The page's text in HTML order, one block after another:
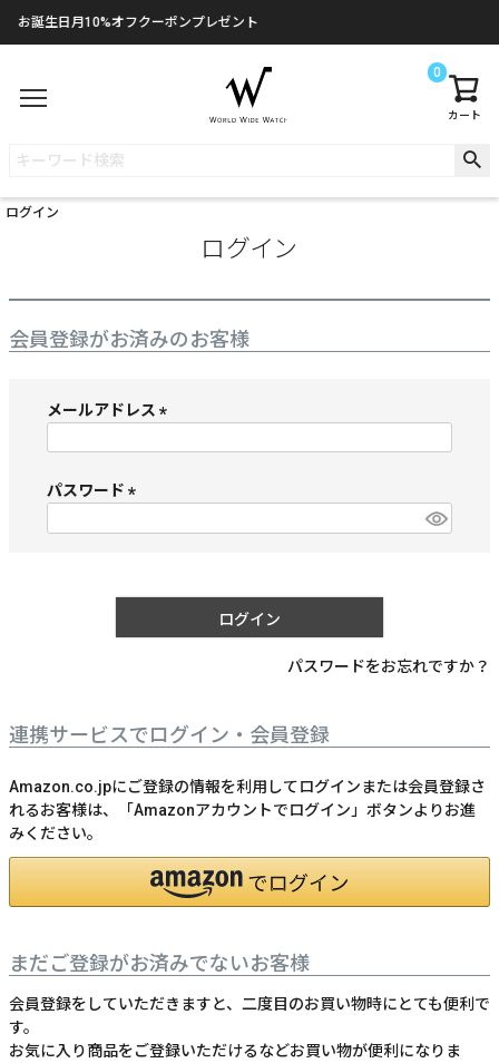
お誕生日月10%オフクーポンプレゼント
カート
0
ログイン
ログイン
会員登録がお済みのお客様
メールアドレス
)
パスワード
ログイン
パスワードをお忘れですか？
連携サービスでログイン・会員登録
Amazon.co.jpにご登録の情報を利用してログインまたは会員登録さ
れるお客様は、「Amazonアカウントでログイン」ボタンよりお進
みください。
まだご登録がお済みでないお客様
会員登録をしていただきますと、二度目のお買い物時にとても便利で
す。
お気に入り商品をご登録いただけるなどお買い物が便利になりま